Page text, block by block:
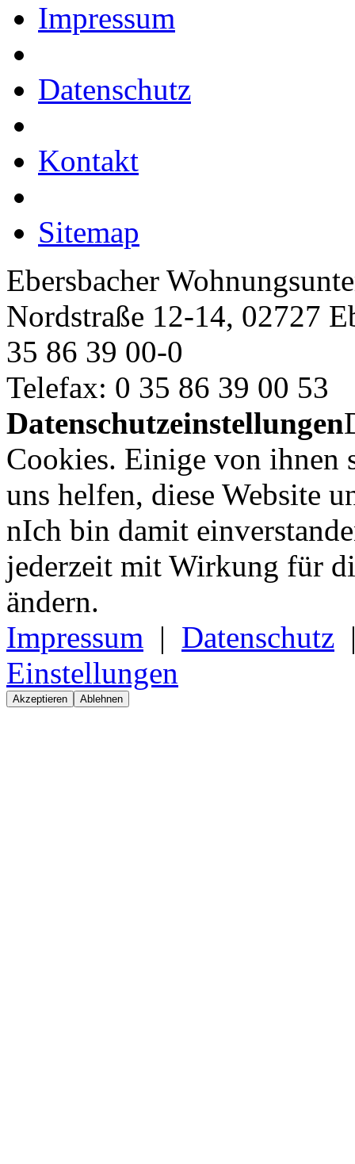
Impressum
Datenschutz
Kontakt
Sitemap
Ebersbacher
Nordstraße 12-14, 02727
35 86 39 00-0
Telefax: 0 35 86 39 00 53
Datenschutzeinstellungen
Cookies. Einige von ihnen
uns helfen, diese Website
nIch bin damit
jederzeit mit Wirkung für
ändern.
Impressum | Datenschutz
Einstellungen
Akzeptieren Ablehnen